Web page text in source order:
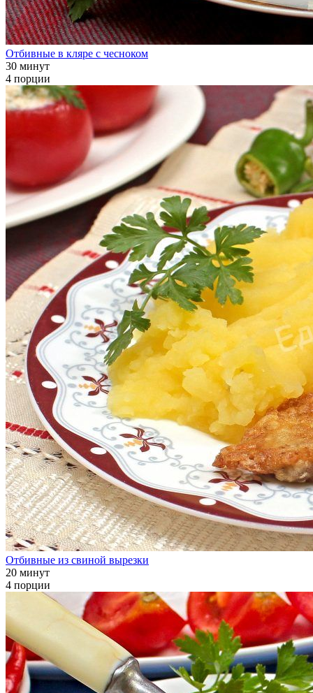
Отбивные в кляре с чесноком
30 минут
4 порции
Отбивные из свиной вырезки
20 минут
4 порции